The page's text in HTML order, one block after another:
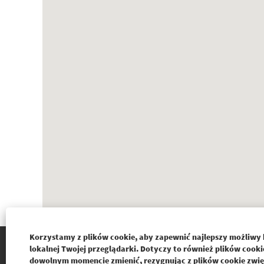
Korzystamy z plików cookie, aby zapewnić najlepszy
lokalnej Twojej przeglądarki. Dotyczy to również plików
dowolnym momencie zmienić, rezygnując z plików cookie
BUREAUVERITAS.PL